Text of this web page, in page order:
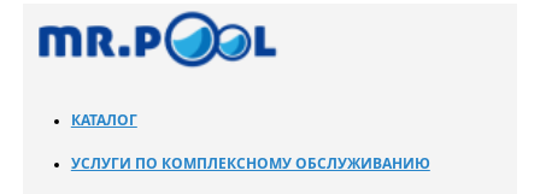
КАТАЛОГ
УСЛУГИ ПО КОМПЛЕКСНОМУ ОБСЛУЖИВАНИЮ